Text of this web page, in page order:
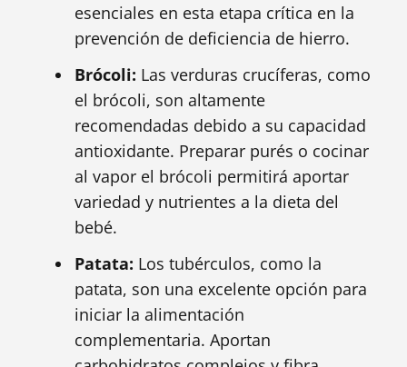
esenciales en esta etapa crítica en la
prevención de deficiencia de hierro.
Brócoli: Las verduras crucíferas, como
el brócoli, son altamente
recomendadas debido a su capacidad
antioxidante. Preparar purés o cocinar
al vapor el brócoli permitirá aportar
variedad y nutrientes a la dieta del
bebé.
Patata: Los tubérculos, como la
patata, son una excelente opción para
iniciar la alimentación
complementaria. Aportan